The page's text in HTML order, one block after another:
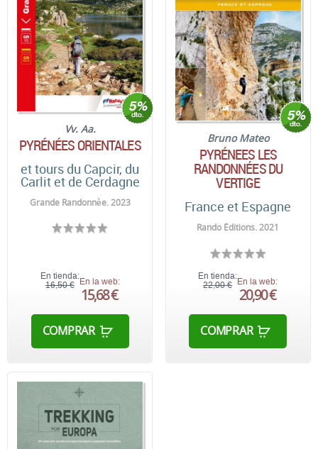
Vv. Aa.
PYRÉNÉES ORIENTALES
et tours du Capcir, du
Carlit et de Cerdagne
Grande Randonnèe. 2023
En tienda:
16,50 € En la web:
15,68 €
COMPRAR
Bruno Mateo
PYRÉNEES LES
RANDONNÉES DU
VERTIGE
France et Espagne
Rando Éditions. 2021
En tienda:
22,00 €
En la web:
20,90 €
COMPRAR